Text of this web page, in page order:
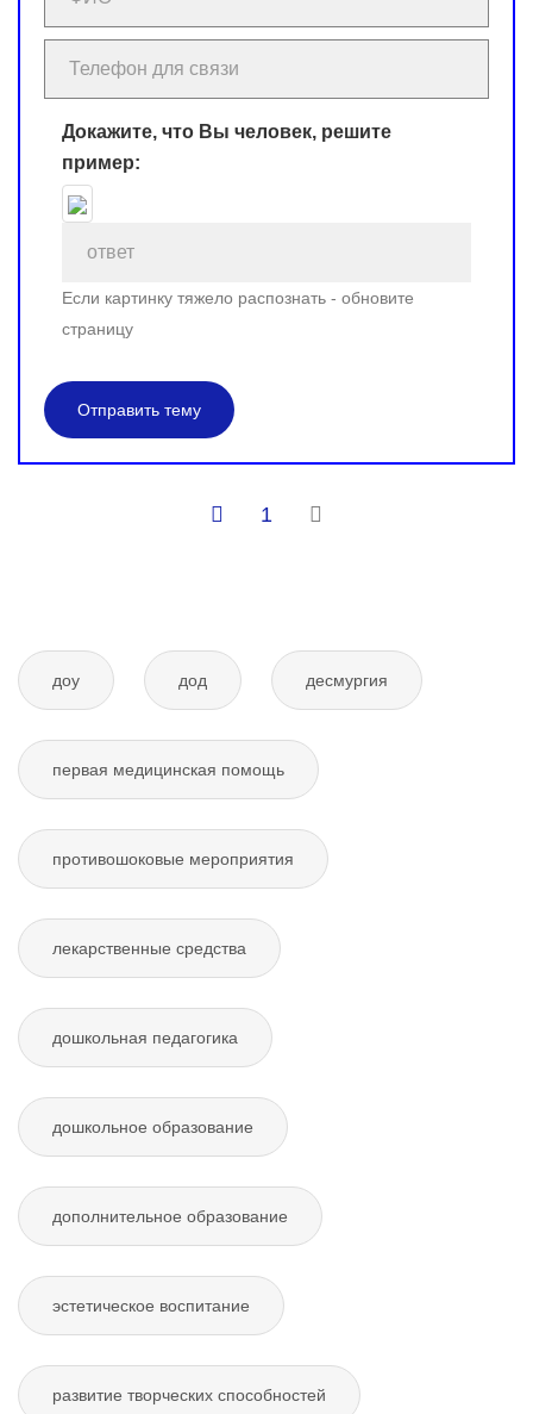
Докажите, что Вы человек, решите
пример:
Если картинку тяжело распознать - обновите
страницу
Отправить тему
1
доу дод десмургия
первая медицинская помощь
противошоковые мероприятия
лекарственные средства
дошкольная педагогика
дошкольное образование
дополнительное образование
эстетическое воспитание
развитие творческих способностей